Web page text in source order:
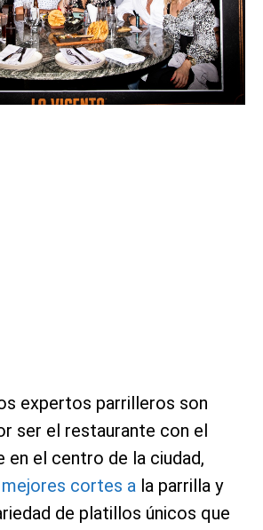
expertos parrilleros son
ser el restaurante con el
en el centro de la ciudad,
mejores cortes a la parrilla y
de platillos únicos que